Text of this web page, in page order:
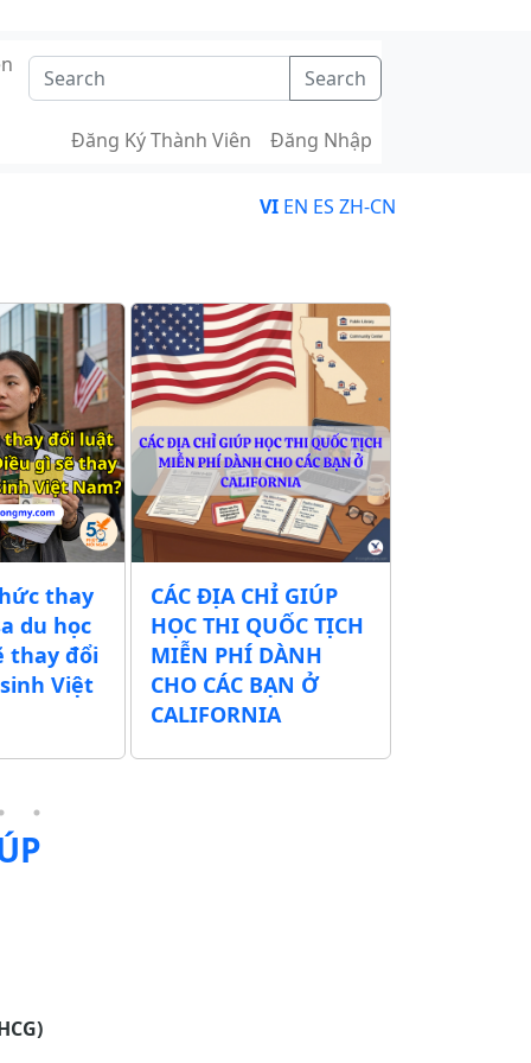
Search
Đăng Ký Thành Viên Đăng Nhập
VI EN ES ZH-CN
thay
du học
thay đổi
Việt
CÁC ĐỊA CHỈ GIÚP
HỌC THI QUỐC TỊCH
MIỄN PHÍ DÀNH
CHO CÁC BẠN Ở
CALIFORNIA